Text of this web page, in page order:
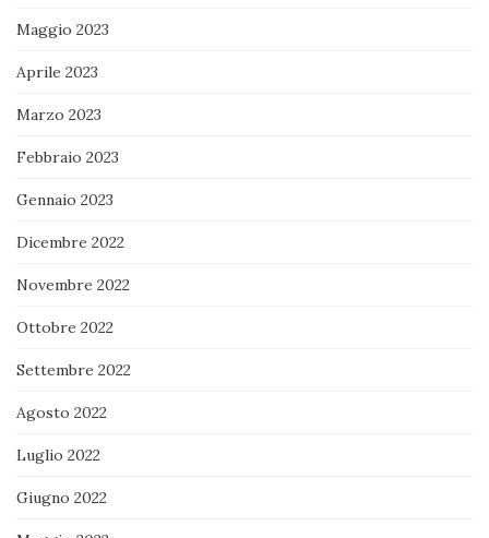
Maggio 2023
Aprile 2023
Marzo 2023
Febbraio 2023
Gennaio 2023
Dicembre 2022
Novembre 2022
Ottobre 2022
Settembre 2022
Agosto 2022
Luglio 2022
Giugno 2022